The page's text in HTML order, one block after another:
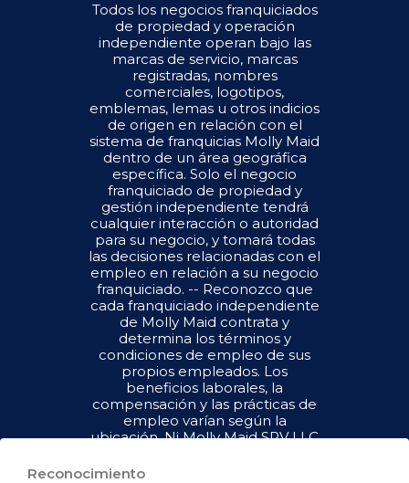
Todos los negocios franquiciados
de propiedad y operación
independiente operan bajo las
marcas de servicio, marcas
registradas, nombres
comerciales, logotipos,
emblemas, lemas u otros indicios
de origen en relación con el
sistema de franquicias Molly Maid
dentro de un área geográfica
específica. Solo el negocio
franquiciado de propiedad y
gestión independiente tendrá
cualquier interacción o autoridad
para su negocio, y tomará todas
las decisiones relacionadas con el
empleo en relación a su negocio
franquiciado. -- Reconozco que
cada franquiciado independiente
de Molly Maid contrata y
determina los términos y
condiciones de empleo de sus
propios empleados. Los
beneficios laborales, la
compensación y las prácticas de
empleo varían según la
ubicación. Ni Molly Maid SPV LLC
tienen el poder de : (1) contratar,
Reconocimiento